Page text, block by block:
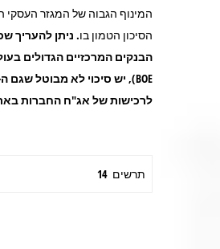
המינוף הגבוה של המגזר העסקי
הסיכון הטמון בו. ניתן להעריך
הבנקים המרכזיים הגדולים
BOE), יש סיכוי לא מבוטל שגם ה-
לרכישות של אג"ח החברות
תרשים 14